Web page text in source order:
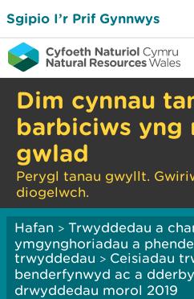
Sgipio I’r Prif Gynnwys
Dim cynnau
barbiciws yng
gwlad
Perygl tanau gwyllt.
diogelwch.
Hafan > Trwyddedau a
ymgynghoriadau a
trwyddedau > Ceisiadau
benderfynwyd ac a
drwyddedau morol 2019